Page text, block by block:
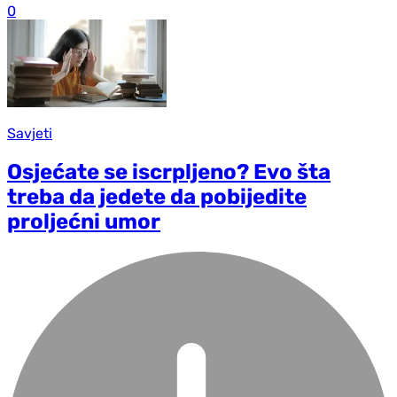
0
Savjeti
Osjećate se iscrpljeno? Evo šta
treba da jedete da pobijedite
proljećni umor